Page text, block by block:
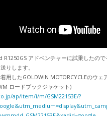
アドベンチャーに試乗したの
りします。
用したGOLDWIN MOTORCYCLEのウェ
ロードブックジャケット)
ap/item/i/m/GSM22153E/?